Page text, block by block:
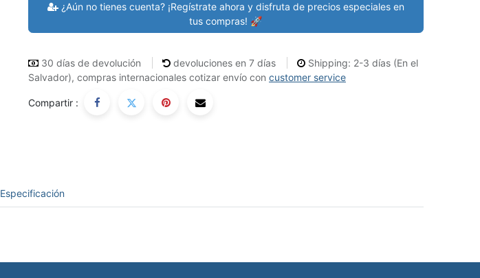
¿Aún no tienes cuenta? ¡Regístrate ahora y disfruta de precios especiales en
tus compras! 🚀
30 días de devolución devoluciones en 7 días
Shipping: 2-3 días (En el
Salvador), compras internacionales cotizar envío con customer service
Compartir :
Especificación